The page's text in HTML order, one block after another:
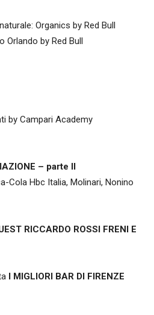
Organics by Red Bull
Orlando by Red Bull
by Campari Academy
– parte II
Cola Hbc Italia, Molinari, Nonino
RICCARDO ROSSI FRENI E
I MIGLIORI BAR DI FIRENZE